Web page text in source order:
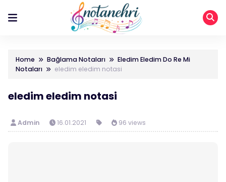
Home Bağlama Notaları
Eledim Eledim Do Re Mi
Notaları
eledim eledim notasi
eledim eledim notasi
Admin 16.01.2021 96 views